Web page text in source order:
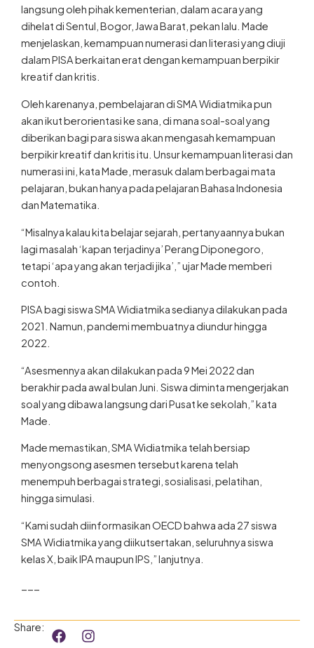
langsung oleh pihak kementerian, dalam acara yang
dihelat di Sentul, Bogor, Jawa Barat, pekan lalu. Made
menjelaskan, kemampuan numerasi dan literasi yang diuji
dalam PISA berkaitan erat dengan kemampuan berpikir
kreatif dan kritis.
Oleh karenanya, pembelajaran di SMA Widiatmika pun
akan ikut berorientasi ke sana, di mana soal-soal yang
diberikan bagi para siswa akan mengasah kemampuan
berpikir kreatif dan kritis itu. Unsur kemampuan literasi dan
numerasi ini, kata Made, merasuk dalam berbagai mata
pelajaran, bukan hanya pada pelajaran Bahasa Indonesia
dan Matematika.
“Misalnya kalau kita belajar sejarah, pertanyaannya bukan
lagi masalah ‘kapan terjadinya’ Perang Diponegoro,
tetapi ‘apa yang akan terjadi jika’,” ujar Made memberi
contoh.
PISA bagi siswa SMA Widiatmika sedianya dilakukan pada
2021. Namun, pandemi membuatnya diundur hingga
2022.
“Asesmennya akan dilakukan pada 9 Mei 2022 dan
berakhir pada awal bulan Juni. Siswa diminta mengerjakan
soal yang dibawa langsung dari Pusat ke sekolah,” kata
Made.
Made memastikan, SMA Widiatmika telah bersiap
menyongsong asesmen tersebut karena telah
menempuh berbagai strategi, sosialisasi, pelatihan,
hingga simulasi.
“Kami sudah diinformasikan OECD bahwa ada 27 siswa
SMA Widiatmika yang diikutsertakan, seluruhnya siswa
kelas X, baik IPA maupun IPS,” lanjutnya.
Share:
F
a
I
n